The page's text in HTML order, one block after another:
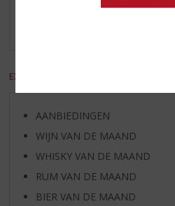
EXCL. BTW
AANBIEDINGEN
WIJN VAN DE MAAND
WHISKY VAN DE MAAND
RUM VAN DE MAAND
BIER VAN DE MAAND